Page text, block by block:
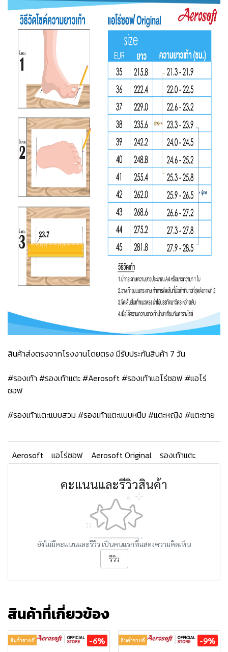
สินค้าส่งตรงจากโรงงานโดยตรง มีรับประกันสินค้า 7 วัน
#รองเท้า #รองเท้าแตะ #Aerosoft #รองเท้าแอโร่ซอฟ #แอโร่
ซอฟ
#รองเท้าแตะแบบสวม #รองเท้าแตะแบบหนีบ #แตะหญิง #แตะชาย
Aerosoft แอโร่ซอฟ Aerosoft Original รองเท้าแตะ
คะแนนและรีวิวสินค้า
ยังไม่มีคะแนนและรีวิว เป็นคนแรกที่แสดงความคิดเห็น
รีวิว
สินค้าที่เกี่ยวข้อง
สินค้าขายดี -6% สินค้าขายดี -9%